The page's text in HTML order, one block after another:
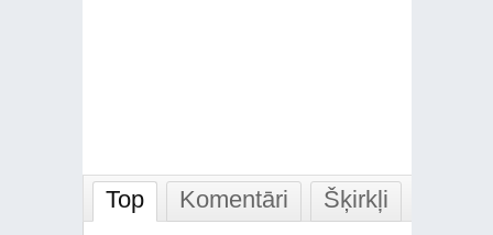
Top Komentāri Šķirkļi